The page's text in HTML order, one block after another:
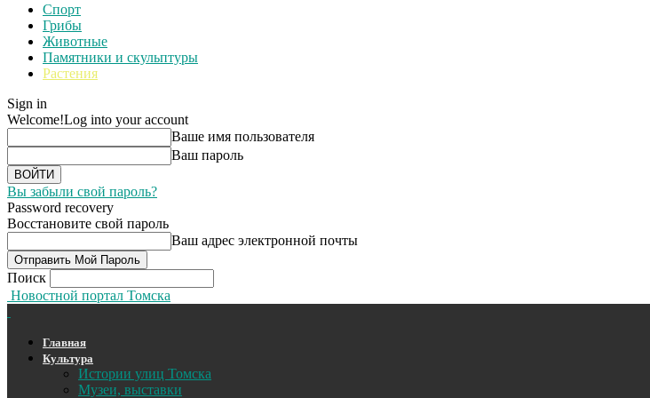
Спорт
Грибы
Животные
Памятники и скульптуры
Растения
Sign in
Welcome!Log into your account
Ваше имя пользователя
Ваш пароль
Вы забыли свой пароль?
Password recovery
Восстановите свой пароль
Ваш адрес электронной почты
Поиск
Новостной портал Томска
Главная
Культура
Истории улиц Томска
Музеи, выставки